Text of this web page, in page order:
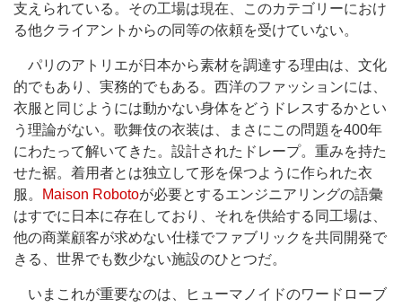
支えられている。その工場は現在、このカテゴリーにおけ
る他クライアントからの同等の依頼を受けていない。
パリのアトリエが日本から素材を調達する理由は、文化
的でもあり、実務的でもある。西洋のファッションには、
衣服と同じようには動かない身体をどうドレスするかとい
う理論がない。歌舞伎の衣装は、まさにこの問題を400年
にわたって解いてきた。設計されたドレープ。重みを持た
せた裾。着用者とは独立して形を保つように作られた衣
服。
Maison Robotoが必要とするエンジニアリングの語彙
はすでに日本に存在しており、それを供給する同工場は、
他の商業顧客が求めない仕様でファブリックを共同開発で
きる、世界でも数少ない施設のひとつだ。
いまこれが重要なのは、ヒューマノイドのワードローブ